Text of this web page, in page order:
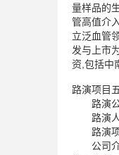
量样品的
管高值介
立泛血管
发与上市
资,包括中
路演项目
路演公
路演人
路演项
公司介